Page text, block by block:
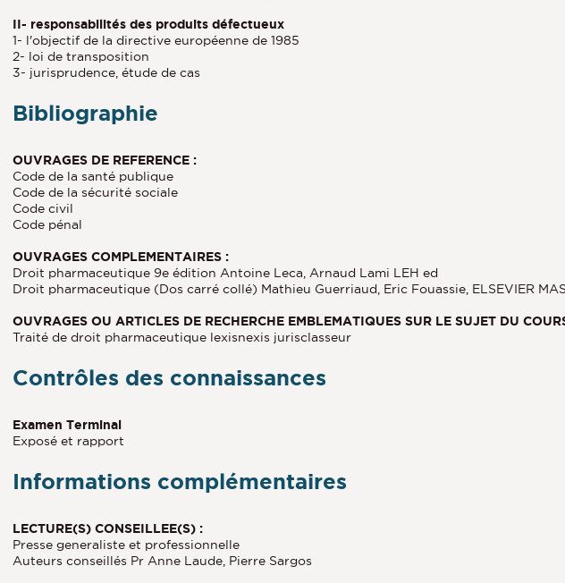
II- responsabilités des produits défectueux
1- l'objectif de la directive européenne de 1985
2- loi de transposition
3- jurisprudence, étude de cas
Bibliographie
OUVRAGES DE REFERENCE :
Code de la santé publique
Code de la sécurité sociale
Code civil
Code pénal
OUVRAGES COMPLEMENTAIRES :
Droit pharmaceutique 9e édition Antoine Leca, Arnaud Lami LEH ed
Droit pharmaceutique (Dos carré collé) Mathieu Guerriaud, Eric Fouassie, ELSEVIER
OUVRAGES OU ARTICLES DE RECHERCHE EMBLEMATIQUES SUR LE SUJET DU
Traité de droit pharmaceutique lexisnexis jurisclasseur
Contrôles des connaissances
Examen Terminal
Exposé et rapport
Informations complémentaires
LECTURE(S) CONSEILLEE(S) :
Presse generaliste et professionnelle
Auteurs conseillés Pr Anne Laude, Pierre Sargos